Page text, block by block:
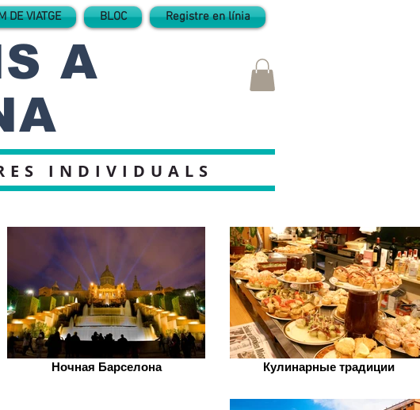
DE VIATGE BLOC Registre en línia
A
INDIVIDUALS
Ночная Барселона Кулинарные традиции